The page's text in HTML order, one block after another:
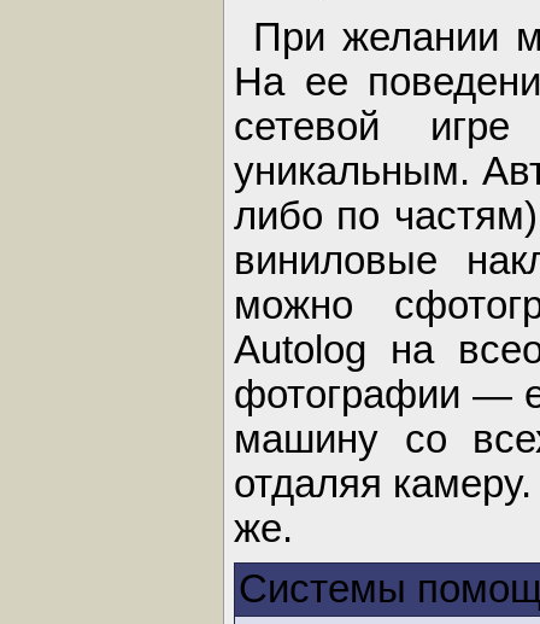
При желании
На ее
сетевой
уникальным.
либо по
виниловые
можно
Autolog на
фотографии —
машину со
отдаляя
же.
Системы